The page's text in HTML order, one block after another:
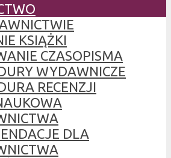
KSIĄŻKI
CZASOPISMA
WYDAWNICZE
RECENZJI
DLA